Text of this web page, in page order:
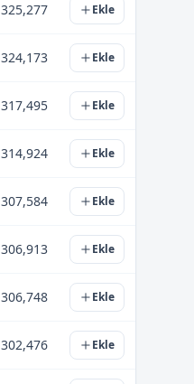
325,277 Ekle
324,173 Ekle
317,495 Ekle
314,924 Ekle
307,584 Ekle
306,913 Ekle
306,748 Ekle
302,476 Ekle